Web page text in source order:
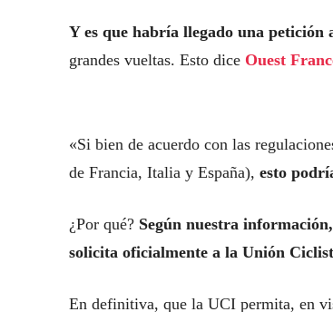
Y es que habría llegado una petición
grandes vueltas. Esto dice Ouest
«Si bien de acuerdo con las
de Francia, Italia y España), esto
¿Por qué? Según nuestra
solicita oficialmente a la Unión
En definitiva, que la UCI permita, en